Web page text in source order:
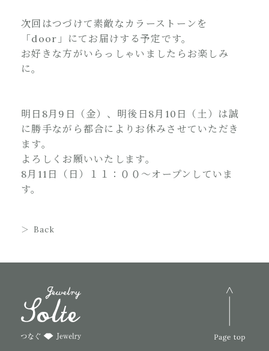
次回はつづけて素敵なカラーストーンを
「door」にてお届けする予定です。
お好きな方がいらっしゃいましたらお楽しみ
に。
明日8月9日（金）、明後日8月10日（土）は誠
に勝手ながら都合によりお休みさせていただき
ます。
よろしくお願いいたします。
8月11日（日）１１：００～オープンしていま
す。
Back